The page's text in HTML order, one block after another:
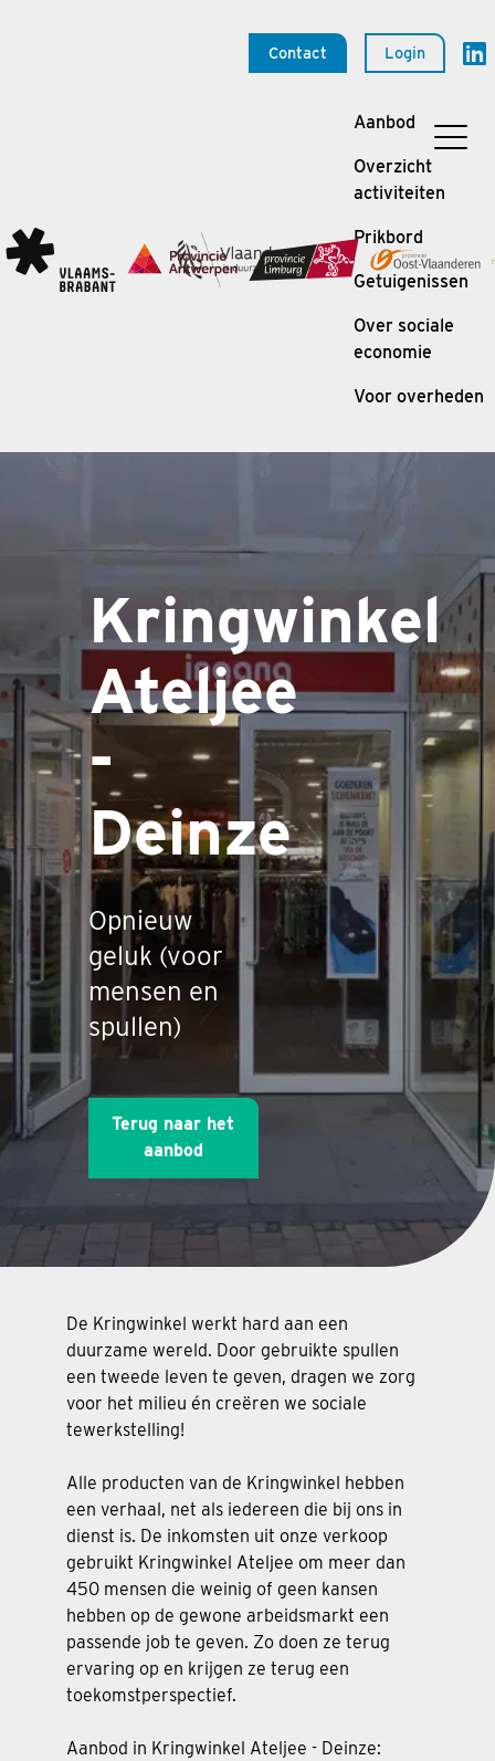
Contact Login
Aanbod
Overzicht
activiteiten
Prikbord
Getuigenissen
Over sociale
economie
Voor overheden
Kringwinkel
Ateljee
-
Deinze
Opnieuw
geluk (voor
mensen en
spullen)
Terug naar het
aanbod
De Kringwinkel werkt hard aan een
duurzame wereld. Door gebruikte spullen
een tweede leven te geven, dragen we zorg
voor het milieu én creëren we sociale
tewerkstelling!
Alle producten van de Kringwinkel hebben
een verhaal, net als iedereen die bij ons in
dienst is. De inkomsten uit onze verkoop
gebruikt Kringwinkel Ateljee om meer dan
450 mensen die weinig of geen kansen
hebben op de gewone arbeidsmarkt een
passende job te geven. Zo doen ze terug
ervaring op en krijgen ze terug een
toekomstperspectief.
Aanbod in Kringwinkel Ateljee - Deinze: